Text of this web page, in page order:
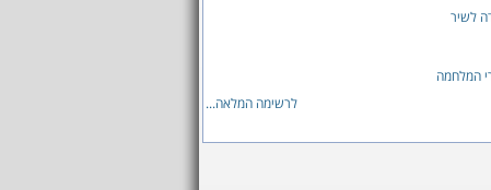
לשיר
המלחמה
לרשימה המלאה...